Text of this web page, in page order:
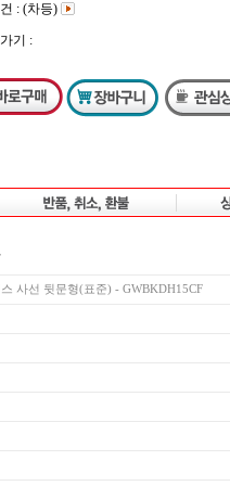
: (차등)
기 :
사선 뒷문형(표준) - GWBKDH15CF